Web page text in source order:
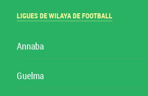
LIGUES DE WILAYA DE FOOTBALL
Annaba
Guelma